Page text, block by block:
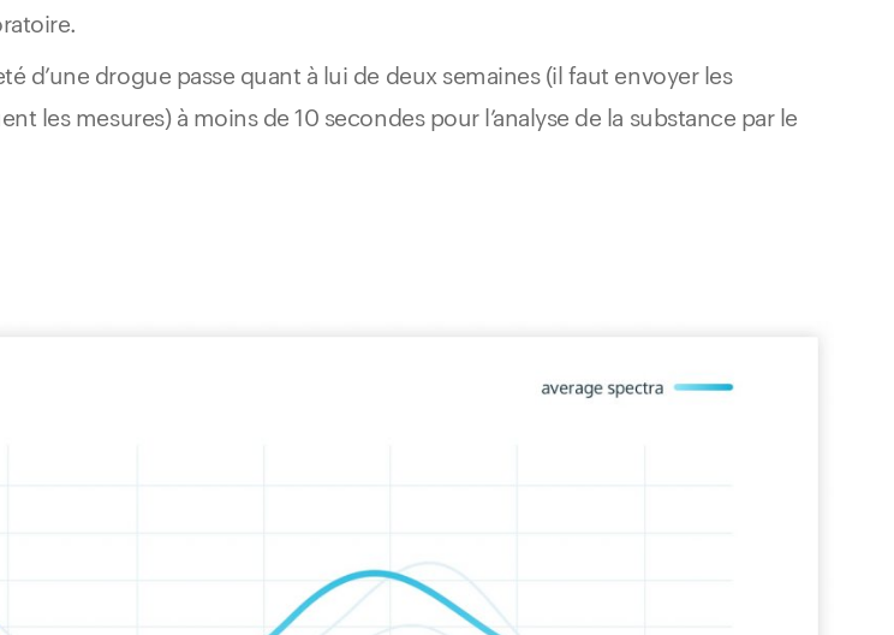
d’une drogue passe quant à lui de deux semaines (il faut envoyer les
les mesures) à moins de 10 secondes pour l’analyse de la substance par le